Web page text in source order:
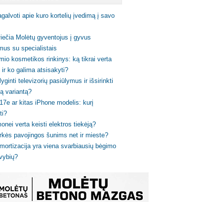
apie kuro kortelių įvedimą į savo
Molėtų gyventojus į gyvus
su specialistais
kosmetikos rinkinys: ką tikrai verta
ir ko galima atsisakyti?
televizorių pasiūlymus ir išsirinkti
variantą?
ar kitas iPhone modelis: kurį
verta keisti elektros tiekėją?
pavojingos šunims net ir mieste?
yra viena svarbiausių bėgimo